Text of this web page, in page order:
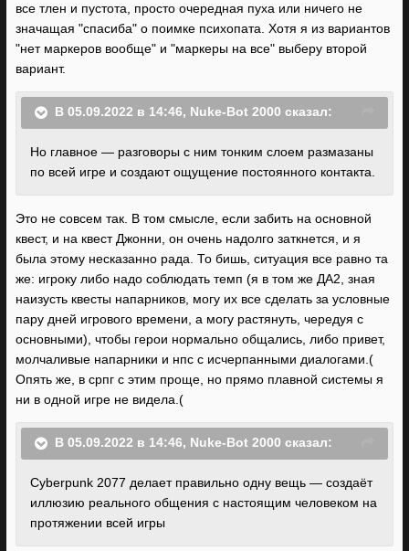
все тлен и пустота, просто очередная пуха или ничего не
значащая "спасиба" о поимке психопата. Хотя я из вариантов
"нет маркеров вообще" и "маркеры на все" выберу второй
вариант.
В 05.09.2022 в 14:46, Nuke-Bot 2000 сказал:
Но главное — разговоры с ним тонким слоем размазаны
по всей игре и создают ощущение постоянного контакта.
Это не совсем так. В том смысле, если забить на основной
квест, и на квест Джонни, он очень надолго заткнется, и я
была этому несказанно рада. То бишь, ситуация все равно та
же: игроку либо надо соблюдать темп (я в том же ДА2, зная
наизусть квесты напарников, могу их все сделать за условные
пару дней игрового времени, а могу растянуть, чередуя с
основными), чтобы герои нормально общались, либо привет,
молчаливые напарники и нпс с исчерпанными диалогами.(
Опять же, в српг с этим проще, но прямо плавной системы я
ни в одной игре не видела.(
В 05.09.2022 в 14:46, Nuke-Bot 2000 сказал:
Cyberpunk 2077 делает правильно одну вещь — создаёт
иллюзию реального общения с настоящим человеком на
протяжении всей игры